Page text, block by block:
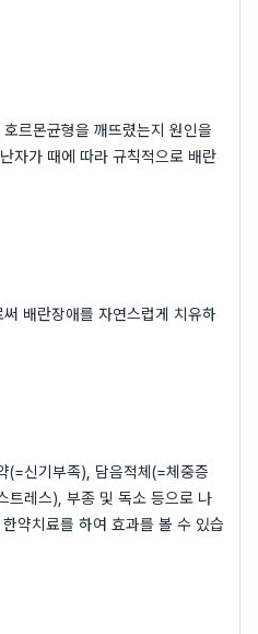
르몬균형을 깨뜨렸는지 원인을
자가 때에 따라 규칙적으로 배란
배란장애를 자연스럽게 치유하
(=신기부족), 담음적체(=체중증
트레스), 부종 및 독소 등으로 나
약치료를 하여 효과를 볼 수 있습